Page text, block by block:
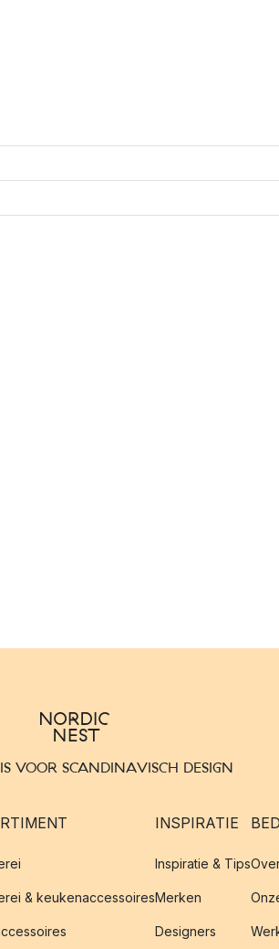
VOOR SCANDINAVISCH DESIGN
& keukenaccessoires
INSPIRATIE
Inspiratie & Tips
Merken
Designers